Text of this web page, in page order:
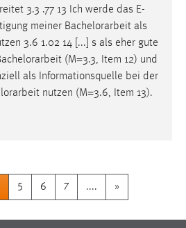
3.3 .77 13 Ich werde das E-
meiner Bachelorarbeit als
3.6 1.02 14 [...] s als eher gute
(M=3.3, Item 12) und
als Informationsquelle bei der
nutzen (M=3.6, Item 13).
5 6 7 .... »